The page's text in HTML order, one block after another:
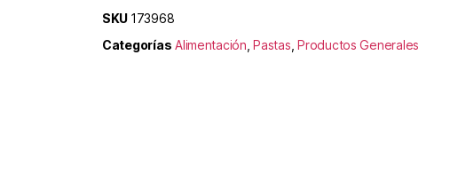
SKU 173968
Categorías Alimentación ,Pastas ,Productos Generales